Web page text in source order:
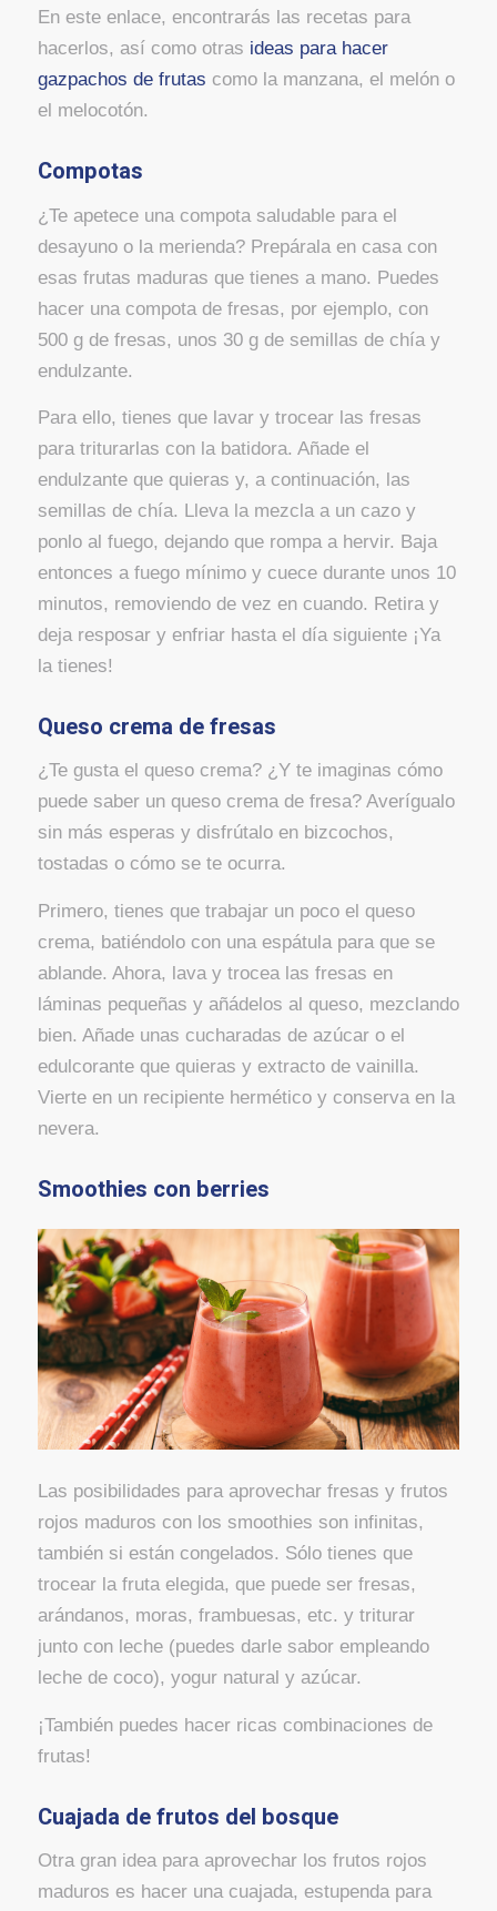
En este enlace, encontrarás las recetas para
hacerlos, así como otras ideas para hacer
gazpachos de frutas como la manzana, el melón o
el melocotón.
Compotas
¿Te apetece una compota saludable para el
desayuno o la merienda? Prepárala en casa con
esas frutas maduras que tienes a mano. Puedes
hacer una compota de fresas, por ejemplo, con
500 g de fresas, unos 30 g de semillas de chía y
endulzante.
Para ello, tienes que lavar y trocear las fresas
para triturarlas con la batidora. Añade el
endulzante que quieras y, a continuación, las
semillas de chía. Lleva la mezcla a un cazo y
ponlo al fuego, dejando que rompa a hervir. Baja
entonces a fuego mínimo y cuece durante unos 10
minutos, removiendo de vez en cuando. Retira y
deja resposar y enfriar hasta el día siguiente ¡Ya
la tienes!
Queso crema de fresas
¿Te gusta el queso crema? ¿Y te imaginas cómo
puede saber un queso crema de fresa? Averígualo
sin más esperas y disfrútalo en bizcochos,
tostadas o cómo se te ocurra.
Primero, tienes que trabajar un poco el queso
crema, batiéndolo con una espátula para que se
ablande. Ahora, lava y trocea las fresas en
láminas pequeñas y añádelos al queso, mezclando
bien. Añade unas cucharadas de azúcar o el
edulcorante que quieras y extracto de vainilla.
Vierte en un recipiente hermético y conserva en la
nevera.
Smoothies con berries
Las posibilidades para aprovechar fresas y frutos
rojos maduros con los smoothies son infinitas,
también si están congelados. Sólo tienes que
trocear la fruta elegida, que puede ser fresas,
arándanos, moras, frambuesas, etc. y triturar
junto con leche (puedes darle sabor empleando
leche de coco), yogur natural y azúcar.
¡También puedes hacer ricas combinaciones de
frutas!
Cuajada de frutos del bosque
Otra gran idea para aprovechar los frutos rojos
maduros es hacer una cuajada, estupenda para